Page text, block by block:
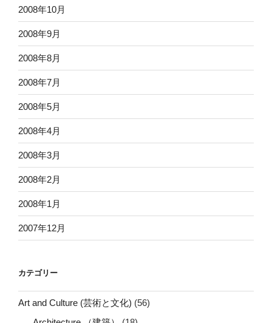
2008年10月
2008年9月
2008年8月
2008年7月
2008年5月
2008年4月
2008年3月
2008年2月
2008年1月
2007年12月
カテゴリー
Art and Culture (芸術と文化) (56)